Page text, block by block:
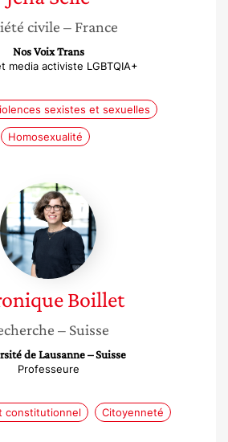
civile – France
Nos Voix Trans
media activiste LGBTQIA+
sexistes et sexuelles
Homosexualité
Véronique
Boillet
Boillet
– Suisse
de Lausanne – Suisse
Professeure
constitutionnel Citoyenneté